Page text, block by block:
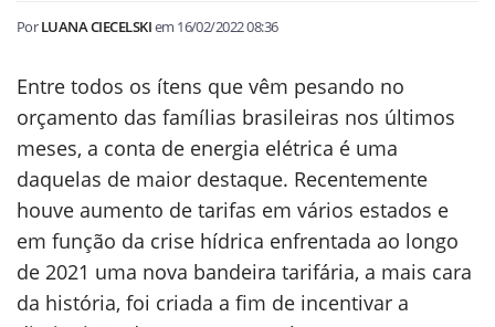
PorLUANA CIECELSKIem 16/02/2022 08:36
Entre todos os ítens que vêm pesando no
orçamento das famílias brasileiras nos últimos
meses, a conta de energia elétrica é uma
daquelas de maior destaque. Recentemente
houve aumento de tarifas em vários estados e
em função da crise hídrica enfrentada ao longo
de 2021 uma nova bandeira tarifária, a mais cara
da história, foi criada a fim de incentivar a